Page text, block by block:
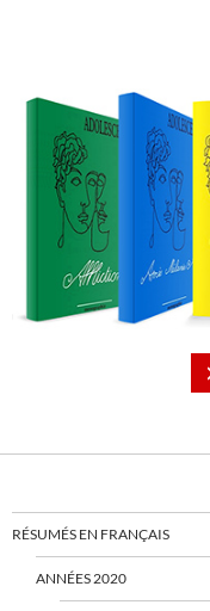
RÉSUMÉS EN FRANÇAIS
ANNÉES 2020